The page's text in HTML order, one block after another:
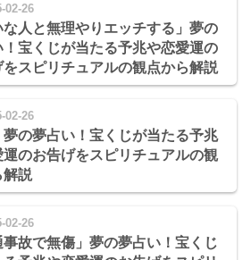
02-26
な人と無理やりエッチする」夢の
！宝くじが当たる予兆や恋愛運の
をスピリチュアルの観点から解説
02-26
夢の夢占い！宝くじが当たる予兆
運のお告げをスピリチュアルの観
解説
02-26
事故で無傷」夢の夢占い！宝くじ